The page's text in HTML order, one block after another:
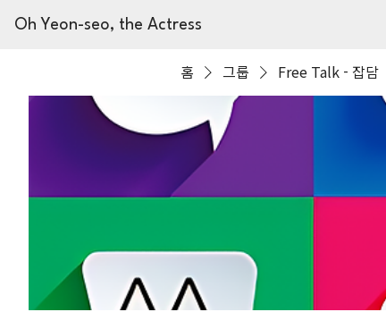
Oh Yeon-seo, the Actress
홈 그룹 Free Talk - 잡담